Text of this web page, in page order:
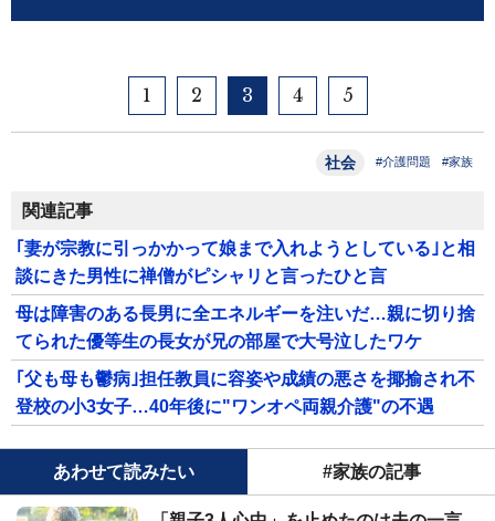
1 2 3 4 5
社会 #介護問題 #家族
関連記事
｢妻が宗教に引っかかって娘まで入れようとしている｣と相
談にきた男性に禅僧がピシャリと言ったひと言
母は障害のある長男に全エネルギーを注いだ…親に切り捨
てられた優等生の長女が兄の部屋で大号泣したワケ
｢父も母も鬱病｣担任教員に容姿や成績の悪さを揶揄され不
登校の小3女子…40年後に"ワンオペ両親介護"の不遇
あわせて読みたい #家族の記事